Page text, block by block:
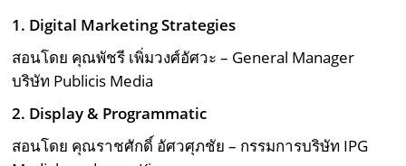
1. Digital Marketing Strategies
สอนโดย คุณพัชรี เพิ่มวงศ์อัศวะ – General Manager
บริษัท Publicis Media
2. Display & Programmatic
สอนโดย คุณราชศักดิ์ อัศวศุภชัย – กรรมการบริษัท IPG